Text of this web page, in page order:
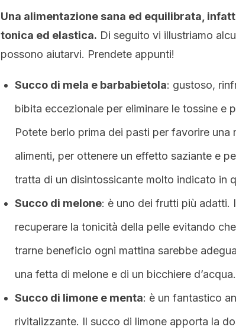
Una alimentazione sana ed equilibrata,
tonica ed elastica. Di seguito vi illustriamo
possono aiutarvi. Prendete appunti!
Succo di mela e barbabietola: gustoso,
bibita eccezionale per eliminare le tossine e
Potete berlo prima dei pasti per favorire una
alimenti, per ottenere un effetto saziante e
tratta di un disintossicante molto indicato in
Succo di melone: è uno dei frutti più adatti.
recuperare la tonicità della pelle evitando
trarne beneficio ogni mattina sarebbe
una fetta di melone e di un bicchiere
Succo di limone e menta: è un fantastico
rivitalizzante. Il succo di limone apporta la